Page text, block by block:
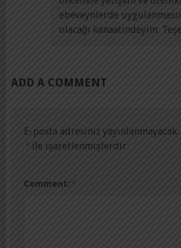
ebeveynlerde
olacağı kanaatindeyim.
ADD A COMMENT
E-posta adresiniz yayınlanmayacak.
* ile işaretlenmişlerdir
Comment: *